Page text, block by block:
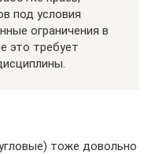
под условия
ограничения в
это требует
тоже довольно